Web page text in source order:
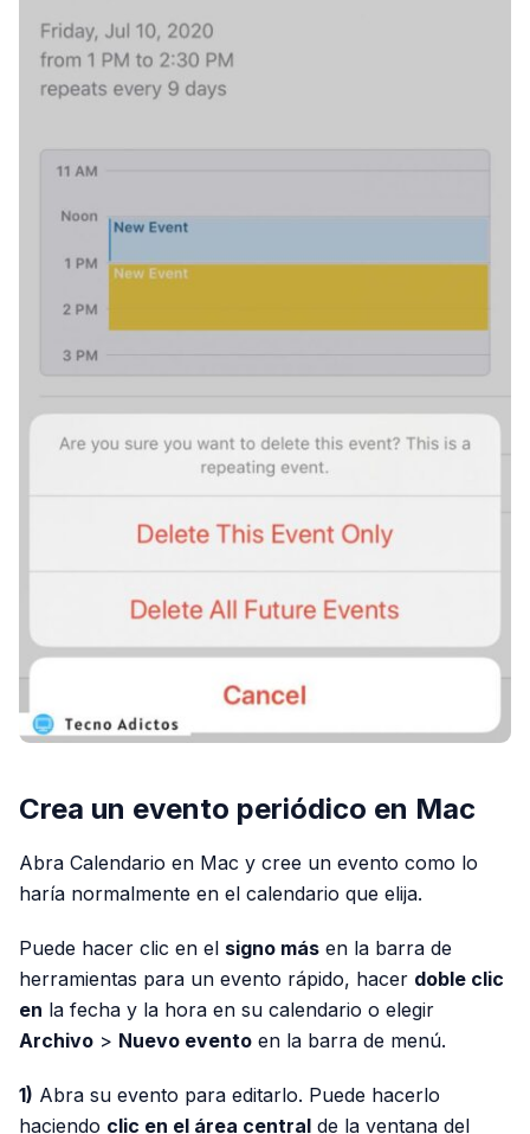
Crea un evento periódico en Mac
Abra Calendario en Mac y cree un evento como lo
haría normalmente en el calendario que elija.
Puede hacer clic en el signo más en la barra de
herramientas para un evento rápido, hacer doble clic
en la fecha y la hora en su calendario o elegir
Archivo > Nuevo evento en la barra de menú.
1) Abra su evento para editarlo. Puede hacerlo
haciendo clic en el área central de la ventana del